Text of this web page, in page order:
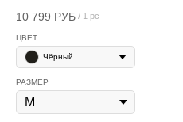
10 799 РУБ / 1 pc
ЦВЕТ
Чёрный
РАЗМЕР